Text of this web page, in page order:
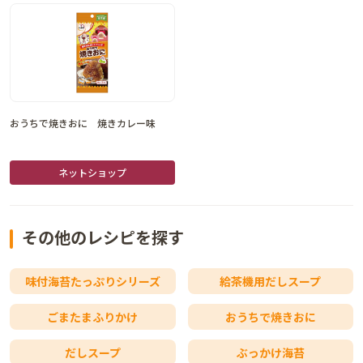
おうちで焼きおに 焼きカレー味
ネットショップ
その他のレシピを探す
味付海苔たっぷりシリーズ 給茶機用だしスープ
ごまたまふりかけ おうちで焼きおに
だしスープ ぶっかけ海苔